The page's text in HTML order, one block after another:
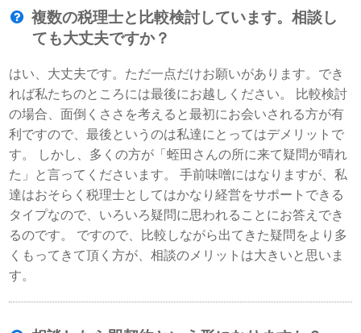
複数の税理士と比較検討しています。相談し
ても大丈夫ですか？
はい、大丈夫です。ただ一点だけお願いがあります。でき
れば私たちのところには最後にお越しください。 比較検討
の場合、面倒くささを考えると最初にお会いされる方が有
利ですので、最後というのは私達にとってはデメリットで
す。 しかし、多くの方が「蛭田さんの所に来て疑問が晴れ
た」と言ってくださいます。 手前味噌にはなりますが、私
達はおそらく税理士としてはかなり経営をサポートできる
タイプなので、いろいろ疑問に思われることにお答えでき
るのです。 ですので、比較しながら出てきた疑問をより多
くもってきて頂く方が、相談のメリットは大きいと思いま
す。